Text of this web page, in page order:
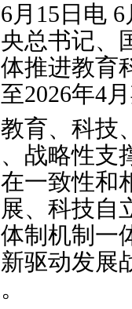
月15日电
总书记、
推进教育
2026年4
育、科技
战略性支
一致性和
、科技自
制机制一
驱动发展